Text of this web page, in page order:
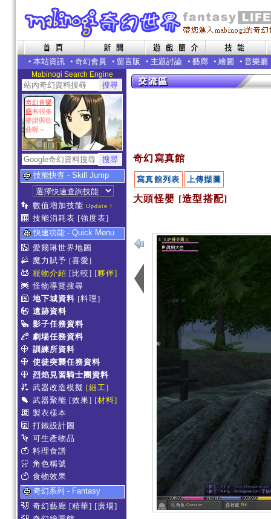
• 本站資訊 • 奇幻會員 • 留言版 • 主題討論 • 藝廊 • 繪圖 • 音樂廳
Mabinogi Search Engine
奇幻音樂
廳有很多
樂譜與歌
曲喔～
技能快查 - Skill Jump
數值增加技能 Update !
技能消耗表 [強度表]
快速功能 - Quick Menu
愛爾琳世界地圖
魔力賦予 [喜愛]
寵物介紹 [比較] [夥伴]
怪物導覽搜尋
地下城資料 [料理]
遺跡資料
影子任務資料
劇場任務資料
訓練所資料
使徒突襲任務資料
烈焰見習騎士團資料
武器改造模擬 [細工]
武器聚能 [效果] [材料]
製衣樣本
打鐵設計圖
可生產物品
料理食譜
角色稱號
食物效果
奇幻系列 - Fantasy
奇幻藝廊 [精華] [廣場]
奇幻寫真館
寫真館列表 上傳擷圖
大頭怪嬰 [造型搭配]